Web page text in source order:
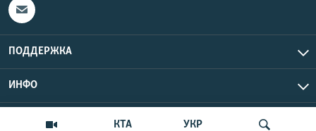
КТА УКР
ПОДДЕРЖКА
ИНФО
Copyright Крым.Реалии, 2026 | Все права защищены.
UTC+3